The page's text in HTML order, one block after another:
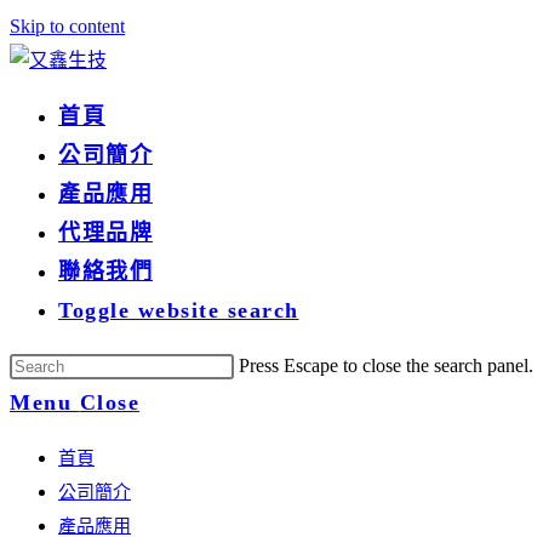
Skip to content
首頁
公司簡介
產品應用
代理品牌
聯絡我們
Toggle website search
Press Escape to close the search panel.
Menu Close
首頁
公司簡介
產品應用